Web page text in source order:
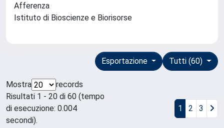
Afferenza
Istituto di Bioscienze e Biorisorse
Tutti (60)
Esportazione
Mostra
records
Risultati 1 - 20 di 60 (tempo
di esecuzione: 0.004
secondi).
1 2 3